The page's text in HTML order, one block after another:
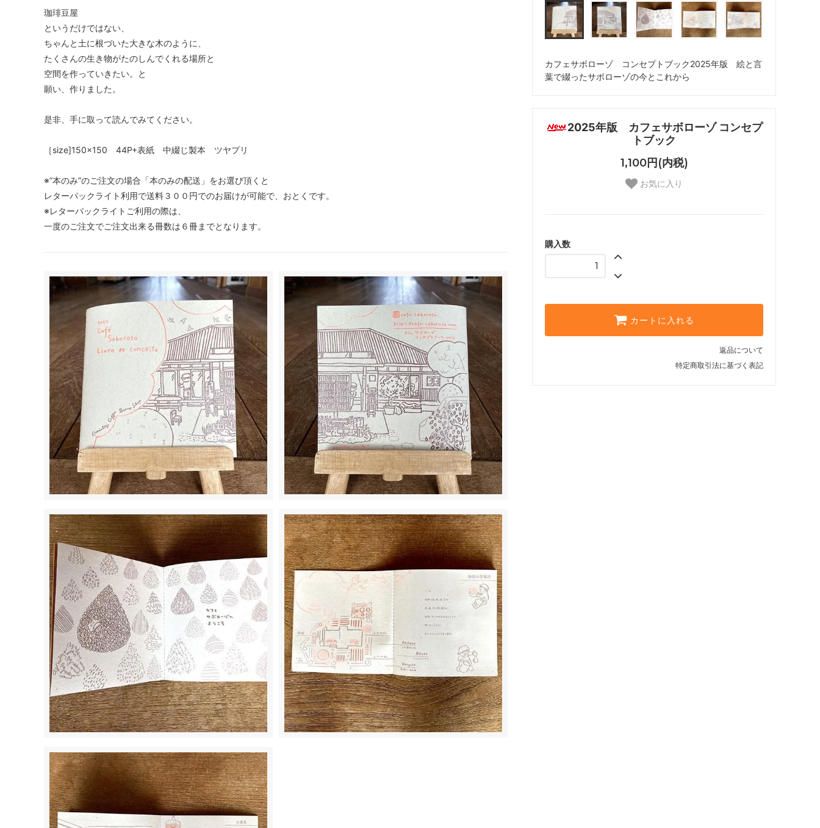
カフェサボローゾ コンセプトブック2025年版 絵と言
葉で綴ったサボローゾの今とこれから
2025年版 カフェサボローゾ コンセプ
トブック
1,100円(内税)
お気に入り
購入数
カートに入れる
返品について
特定商取引法に基づく表記
珈琲豆屋
というだけではない、
ちゃんと土に根づいた大きな木のように、
たくさんの生き物がたのしんでくれる場所と
空間を作っていきたい。と
願い、作りました。
是非、手に取って読んでみてください。
［size]150×150 44P+表紙 中綴じ製本 ツヤプリ
※”本のみ”のご注文の場合「本のみの配送」をお選び頂くと
レターパックライト利用で送料３００円でのお届けが可能で、おとくです。
※レターパックライトご利用の際は、
一度のご注文でご注文出来る冊数は６冊までとなります。